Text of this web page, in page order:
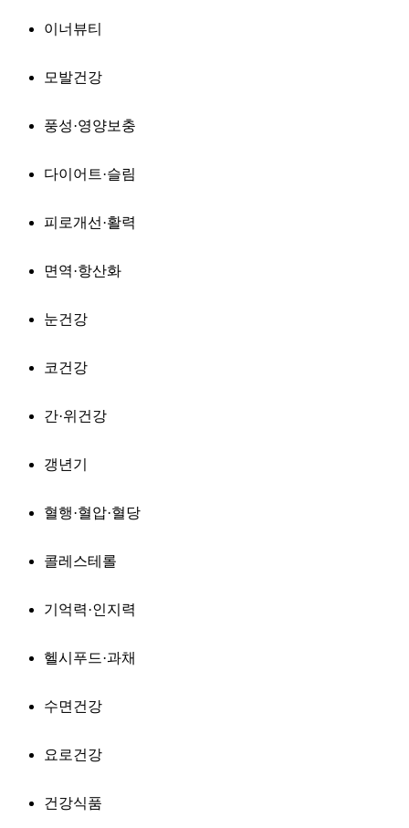
이너뷰티
모발건강
풍성·영양보충
다이어트·슬림
피로개선·활력
면역·항산화
눈건강
코건강
간·위건강
갱년기
혈행·혈압·혈당
콜레스테롤
기억력·인지력
헬시푸드·과채
수면건강
요로건강
건강식품